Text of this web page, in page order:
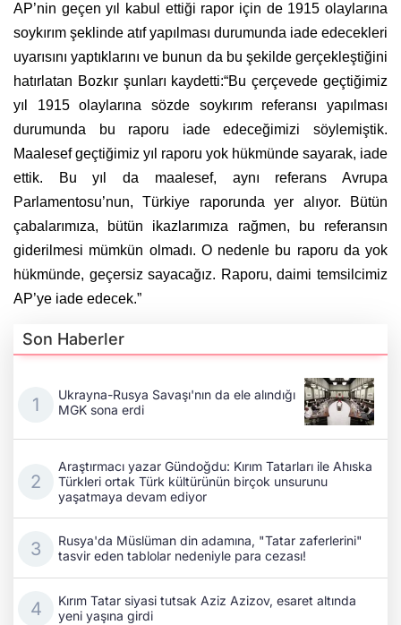
AP’nin geçen yıl kabul ettiği rapor için de 1915 olaylarına
soykırım şeklinde atıf yapılması durumunda iade edecekleri
uyarısını yaptıklarını ve bunun da bu şekilde gerçekleştiğini
hatırlatan Bozkır şunları kaydetti:“Bu çerçevede geçtiğimiz
yıl 1915 olaylarına sözde soykırım referansı yapılması
durumunda bu raporu iade edeceğimizi söylemiştik.
Maalesef geçtiğimiz yıl raporu yok hükmünde sayarak, iade
ettik. Bu yıl da maalesef, aynı referans Avrupa
Parlamentosu’nun, Türkiye raporunda yer alıyor. Bütün
çabalarımıza, bütün ikazlarımıza rağmen, bu referansın
giderilmesi mümkün olmadı. O nedenle bu raporu da yok
hükmünde, geçersiz sayacağız. Raporu, daimi temsilcimiz
AP’ye iade edecek.”
Son Haberler
Ukrayna-Rusya Savaşı'nın da ele alındığı
MGK sona erdi
Araştırmacı yazar Gündoğdu: Kırım Tatarları ile Ahıska
Türkleri ortak Türk kültürünün birçok unsurunu
yaşatmaya devam ediyor
Rusya'da Müslüman din adamına, "Tatar zaferlerini"
tasvir eden tablolar nedeniyle para cezası!
Kırım Tatar siyasi tutsak Aziz Azizov, esaret altında
yeni yaşına girdi